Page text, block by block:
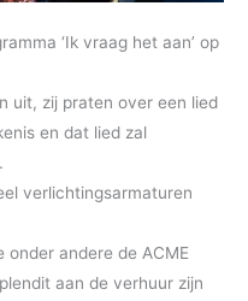
‘Ik vraag het aan’ op
uit, zij praten over een lied
en dat lied zal
verlichtingsarmaturen
onder andere de ACME
aan de verhuur zijn